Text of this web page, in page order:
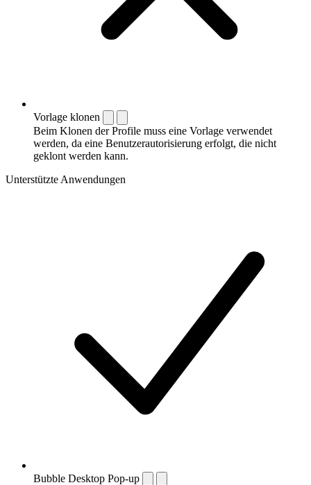
Vorlage klonen
Beim Klonen der Profile muss eine Vorlage verwendet
werden, da eine Benutzerautorisierung erfolgt, die nicht
geklont werden kann.
Unterstützte Anwendungen
Bubble Desktop Pop-up